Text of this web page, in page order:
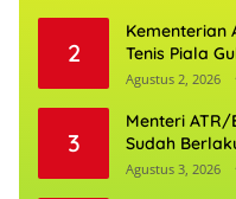
2
Kementerian
Tenis Piala
Agustus 2, 2026
3
Menteri ATR/
Sudah
Agustus 3, 2026